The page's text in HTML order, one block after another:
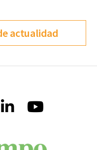
actualidad